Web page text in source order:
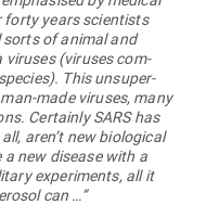
years sci­en­tists
sorts of animal and
viruses (viruses com­
This unsu­per­
made viruses, many
Cer­tainly SARS has
aren’t new bio­lo­gical
new disease with a
expe­ri­ments, all it
can …”